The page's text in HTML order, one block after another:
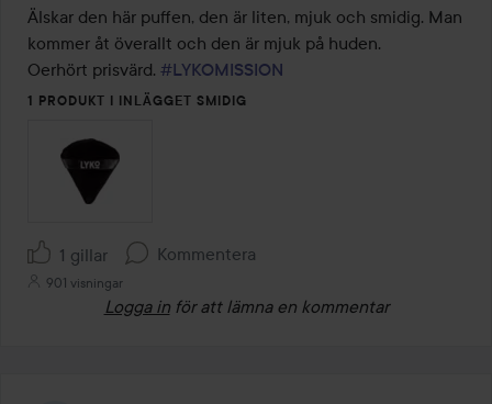
av
5
Älskar den här puffen, den är liten, mjuk och smidig. Man
kommer åt överallt och den är mjuk på huden.
Oerhört prisvärd. #LYKOMISSION
1 PRODUKT I INLÄGGET SMIDIG
1 gillar Kommentera
901 visningar
Logga in för att lämna en kommentar